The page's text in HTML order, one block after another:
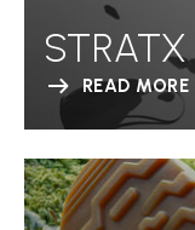
STRATX
READ MORE